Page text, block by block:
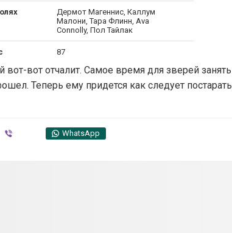
Дермот Магеннис, Каллум
Малони, Тара Флинн, Ava
Connolly, Пол Тайлак
87
вот-вот отчалит. Самое время для зверей
Теперь ему придется как следует
WhatsApp